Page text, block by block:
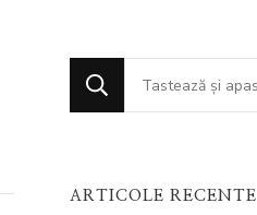
Cauți
ceva?
ARTICOLE RECENTE